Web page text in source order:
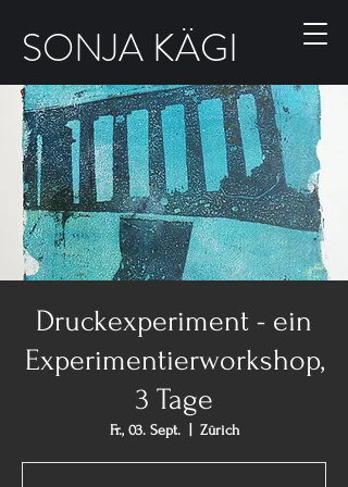
SONJA KÄGI
Druckexperiment - ein
Experimentierworkshop,
3 Tage
Fr., 03. Sept.
  |
Zürich